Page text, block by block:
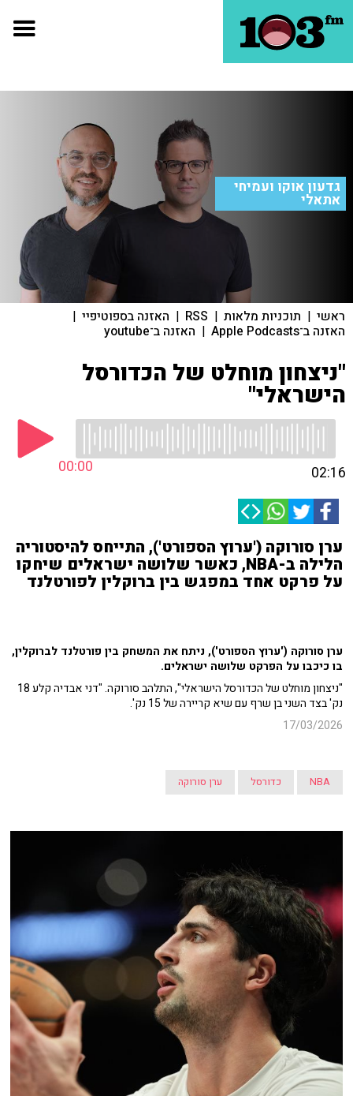
גדעון אוקו ועמיחי
אתאלי
ראשי | תוכניות מלאות |
RSS
| האזנה בספוטיפיי |
האזנה ב־Apple Podcasts | האזנה ב־youtube
"ניצחון מוחלט של הכדורסל
הישראלי"
00:00 02:16
ערן סורוקה ('ערוץ הספורט'), התייחס להיסטוריה
הלילה ב-NBA, כאשר שלושה ישראלים שיחקו
על פרקט אחד במפגש בין ברוקלין לפורטלנד
ערן סורוקה ('ערוץ הספורט'), ניתח את המשחק בין פורטלנד לברוקלין,
בו כיכבו על הפרקט שלושה ישראלים.
"ניצחון מוחלט של הכדורסל הישראלי", התלהב סורוקה. "דני אבדיה קלע 18
נק' בצד השני בן שרף עם שיא קריירה של 15 נק'.
17/03/2026
NBA כדורסל ערן סורוקה